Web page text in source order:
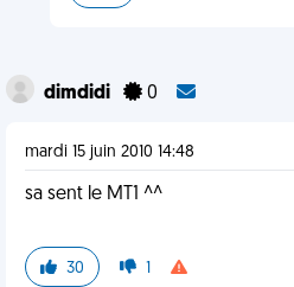
dimdidi 0
mardi 15 juin 2010 14:48
sa sent le MT1 ^^
30 1